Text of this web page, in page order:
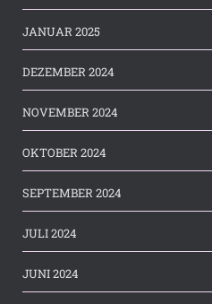
JANUAR 2025
DEZEMBER 2024
NOVEMBER 2024
OKTOBER 2024
SEPTEMBER 2024
JULI 2024
JUNI 2024